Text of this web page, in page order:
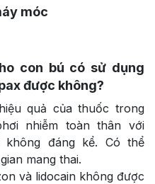
móc
con bú có sử dụng
được không?
quả của thuốc trong
nhiễm toàn thân với
không đáng kể. Có thể
mang thai.
và lidocain không được